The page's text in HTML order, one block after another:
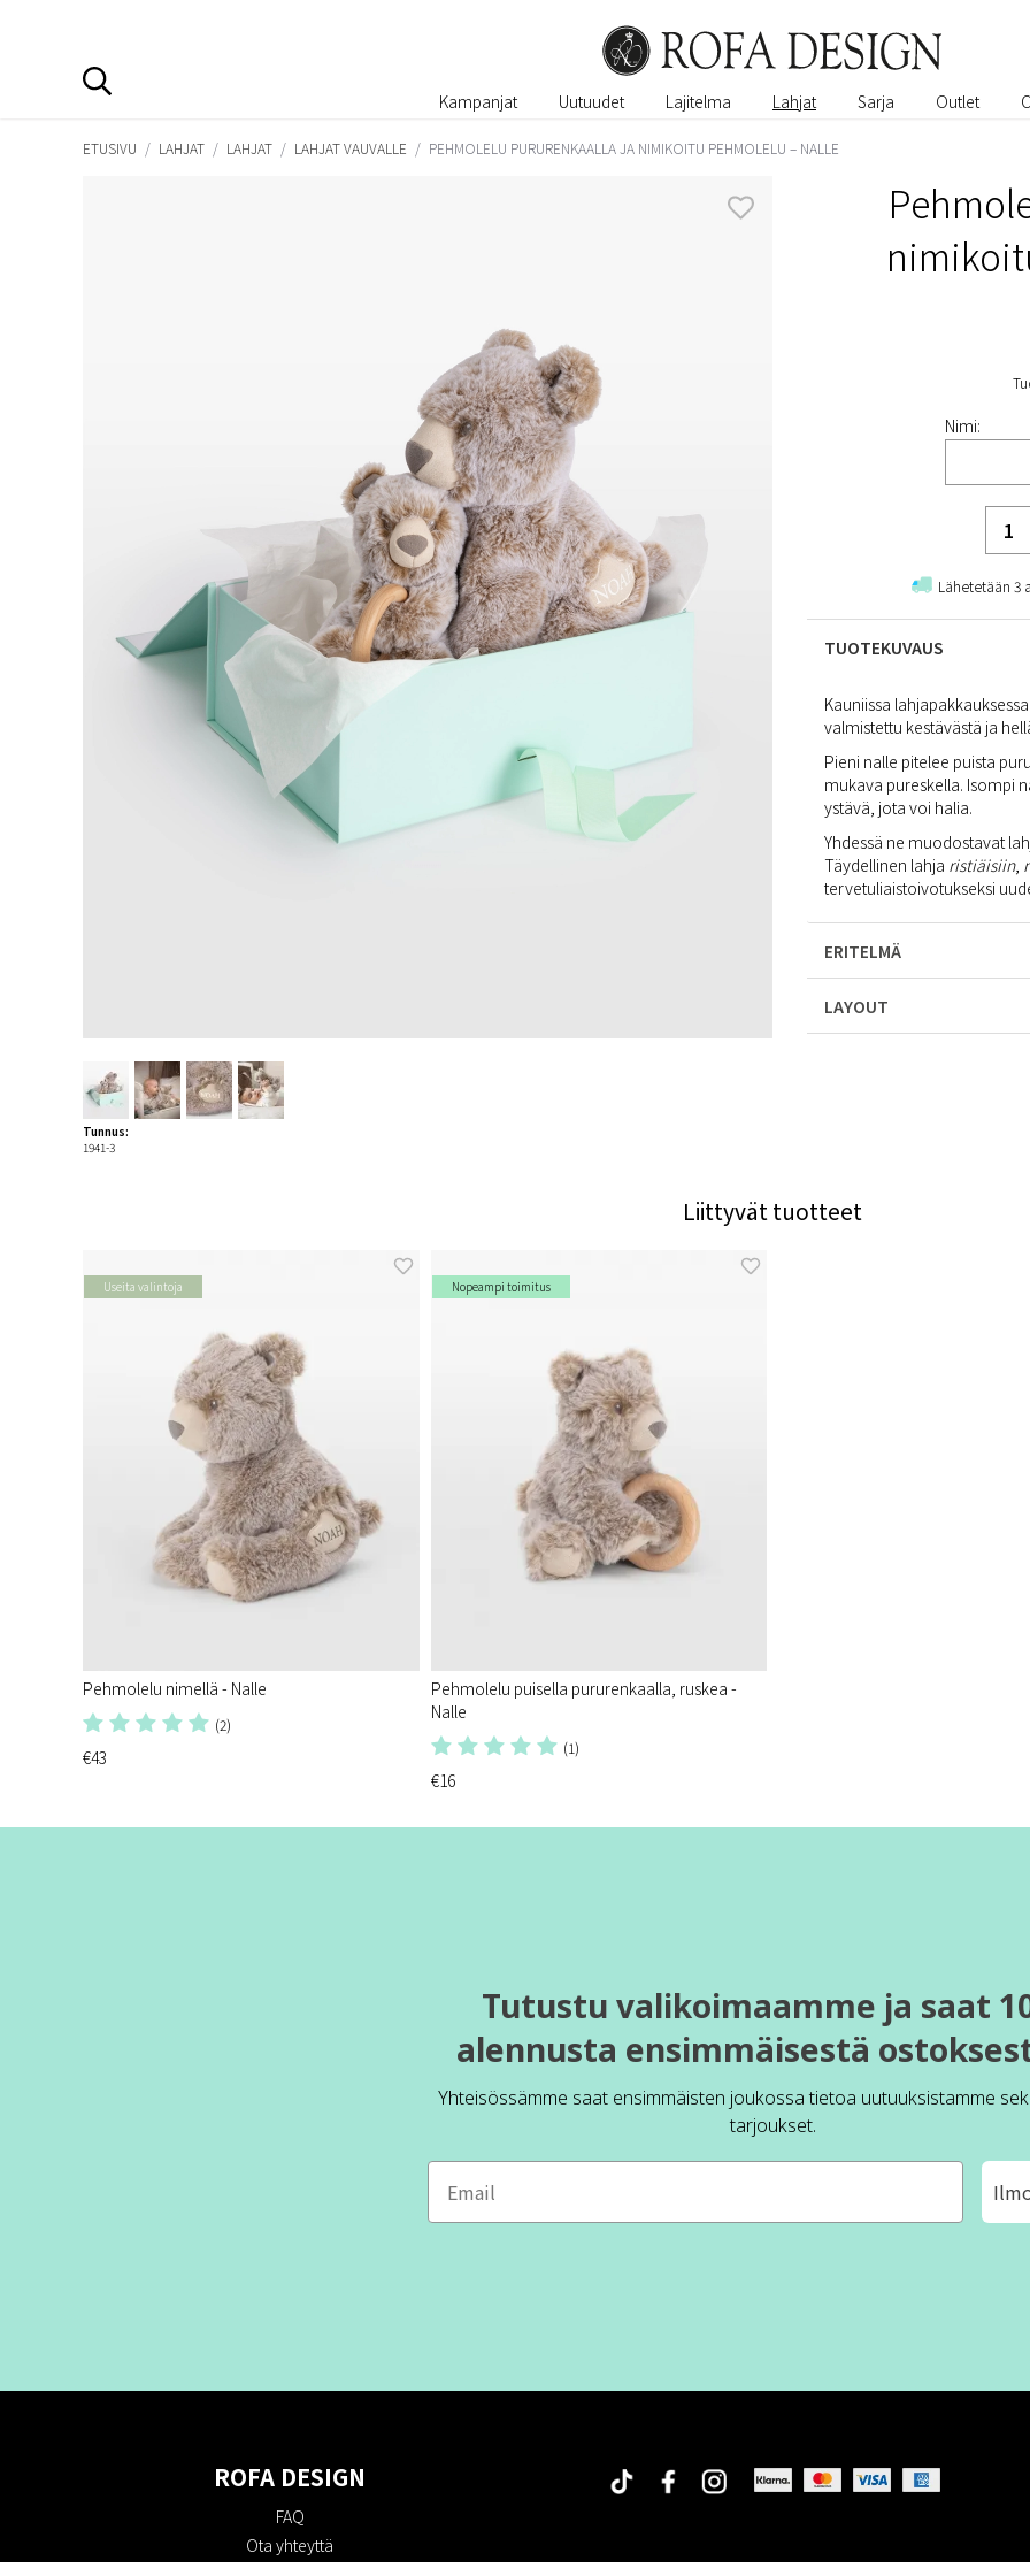
Kampanjat Uutuudet Lajitelma Lahjat Sarja Outlet
ETUSIVU / LAHJAT / LAHJAT / LAHJAT VAUVALLE / PEHMOLELU PURURENKAALLA JA NIMIKOITU PEHMOLELU – NALLE
Nimi:
Lähetetään 3
TUOTEKUVAUS
Kauniissa
valmistettu kestävästä ja
Pieni nalle pitelee puista
mukava pureskella. Isompi
ystävä, jota voi halia.
Yhdessä ne muodostavat
Täydellinen lahja ristiäisiin,
tervetuliaistoivotukseksi
ERITELMÄ
LAYOUT
Tunnus:
1941-3
Liittyvät tuotteet
Useita valintoja
Pehmolelu nimellä - Nalle
(2)
€43
Nopeampi toimitus
Pehmolelu puisella pururenkaalla, ruskea -
Nalle
(1)
€16
Tutustu valikoimaamme ja saat
alennusta ensimmäisestä
Yhteisössämme saat ensimmäisten joukossa tietoa uutuuksistamme
tarjoukset.
ROFA DESIGN
FAQ
Ota yhteyttä